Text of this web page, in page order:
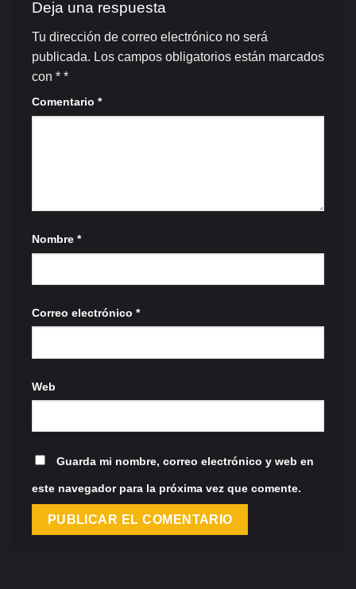
Deja una respuesta
Tu dirección de correo electrónico no será
publicada. Los campos obligatorios están marcados
con * *
Comentario *
Nombre *
Correo electrónico *
Web
Guarda mi nombre, correo electrónico y web en
este navegador para la próxima vez que comente.